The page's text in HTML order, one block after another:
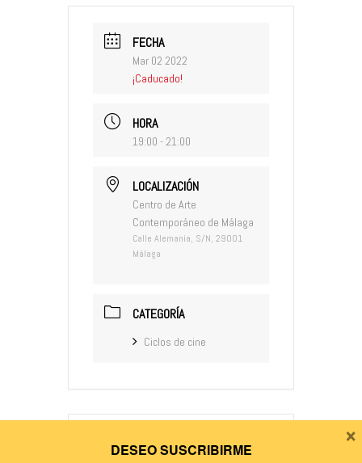
FECHA
Mar 02 2022
¡Caducado!
HORA
19:00 - 21:00
LOCALIZACIÓN
Centro de Arte
Contemporáneo de Málaga
Calle Alemania, S/N, 29001
Málaga
CATEGORÍA
Ciclos de cine
DESEO SUSCRIBIRME
×